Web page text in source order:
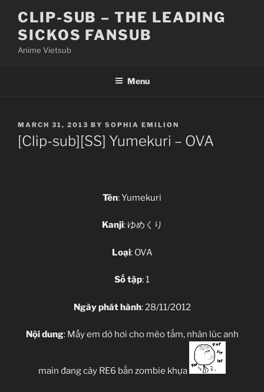
content
CLIP-SUB – THE LEADING
SICKOS FANSUB
Anime Vietsub
Menu
POSTED
ON
MARCH 31, 2013 BY SOPHIA EMILION
[Clip-sub][SS] Yumekuri – OVA
Tên: Yumekuri
Kanji: ゆめくり
Loại: OVA
Số tập: 1
Ngày phát hành: 28/11/2012
Nội dung: Mấy em dở hơi cho mèo tắm, nhân lúc anh
main đang cày RE6 bắn zombie khựa